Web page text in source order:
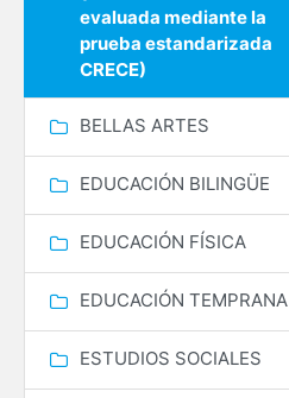
evaluada mediante la
prueba estandarizada
CRECE)
BELLAS ARTES
EDUCACIÓN BILINGÜE
EDUCACIÓN FÍSICA
EDUCACIÓN TEMPRANA
ESTUDIOS SOCIALES